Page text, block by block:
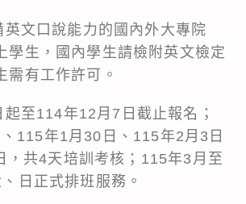
文口說能力的國內外大專院
學生，國內學生請檢附英文檢定
需有工作許可。
至114年12月7日截止報名；
115年1月30日、115年2月3日
，共4天培訓考核；115年3月至
日正式排班服務。